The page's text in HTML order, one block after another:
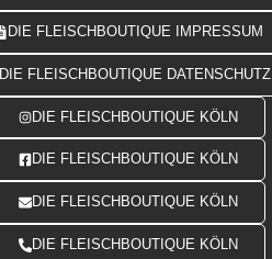
DIE FLEISCHBOUTIQUE IMPRESSUM
DIE FLEISCHBOUTIQUE DATENSCHUTZ
DIE FLEISCHBOUTIQUE KÖLN
DIE FLEISCHBOUTIQUE KÖLN
DIE FLEISCHBOUTIQUE KÖLN
DIE FLEISCHBOUTIQUE KÖLN